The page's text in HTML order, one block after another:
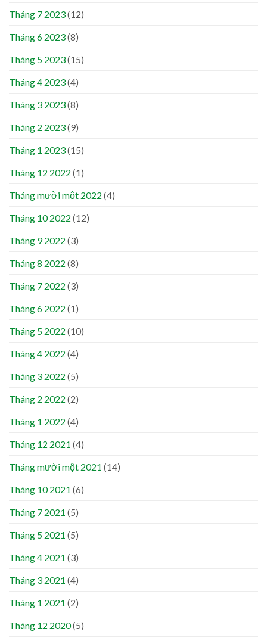
Tháng 7 2023(12)
Tháng 6 2023(8)
Tháng 5 2023(15)
Tháng 4 2023(4)
Tháng 3 2023(8)
Tháng 2 2023(9)
Tháng 1 2023(15)
Tháng 12 2022 (1)
Tháng mười một 2022 (4)
Tháng 10 2022 (12)
Tháng 9 2022 (3)
Tháng 8 2022 (8)
Tháng 7 2022 (3)
Tháng 6 2022 (1)
Tháng 5 2022 (10)
Tháng 4 2022 (4)
Tháng 3 2022 (5)
Tháng 2 2022 (2)
Tháng 1 2022 (4)
Tháng 12 2021 (4)
Tháng mười một 2021 (14)
Tháng 10 2021 (6)
Tháng 7 2021 (5)
Tháng 5 2021 (5)
Tháng 4 2021 (3)
Tháng 3 2021 (4)
Tháng 1 2021 (2)
Tháng 12 2020(5)